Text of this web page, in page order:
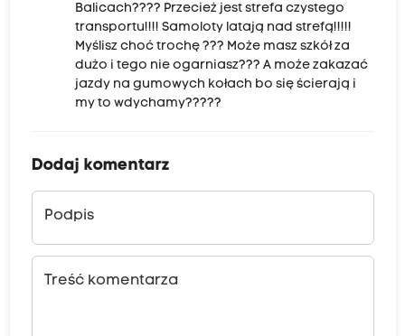
Balicach???? Przecież jest strefa czystego
transportu!!!! Samoloty latają nad strefą!!!!!
Myślisz choć trochę ??? Może masz szkół za
dużo i tego nie ogarniasz??? A może zakazać
jazdy na gumowych kołach bo się ścierają i
my to wdychamy?????
Dodaj komentarz
Podpis
Treść komentarza